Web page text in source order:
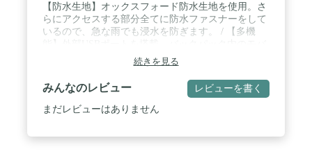
【防水生地】オックスフォード防水生地を使用。さ
らにアクセスする部分全てに防水ファスナーをして
いるので、急な雨でも浸水を防ぎます。 / 【多機
イルバッテリーと繋げば、背負ったままスマホの充
電が可能。さらに盗難防止ポケット、キャリーオン
機能も搭載しているので、海外出張も安心。 / 【大
容量】3層式の式室が大容量の収納と整理力を実
現。15.6インチ PC、A4 B4サイズの書類も収納可
続きを見る
みんなのレビュー レビューを書く
まだレビューはありません